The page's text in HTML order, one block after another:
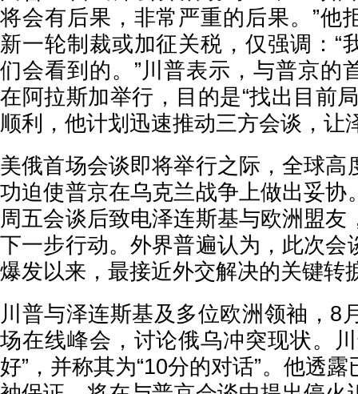
将会有后果，非常严重的后果。”他
新一轮制裁或加征关税，仅强调：“
们会看到的。”川普表示，与普京的
在阿拉斯加举行，目的是“找出目前
顺利，他计划迅速推动三方会谈，让
美俄首场会谈即将举行之际，全球高
功迫使普京在乌克兰战争上做出妥协
周五会谈后致电泽连斯基与欧洲盟友
下一步行动。外界普遍认为，此次会
爆发以来，最接近外交解决的关键转
川普与泽连斯基及多位欧洲领袖，8
场在线峰会，讨论俄乌冲突现状。
好”，并称其为“10分的对话”。他透